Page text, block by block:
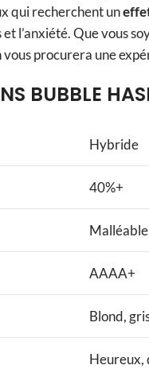
qui recherchent un
l’anxiété. Que vous
procurera une
BUBBLE
Hybride
40%+
AAAA+
Blond,
Heureux,